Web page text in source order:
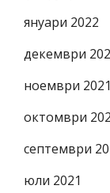
януари 2022
декември
ноември 2021
октомври
септември
юли 2021